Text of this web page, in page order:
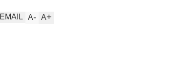
A+
A-
EMAIL